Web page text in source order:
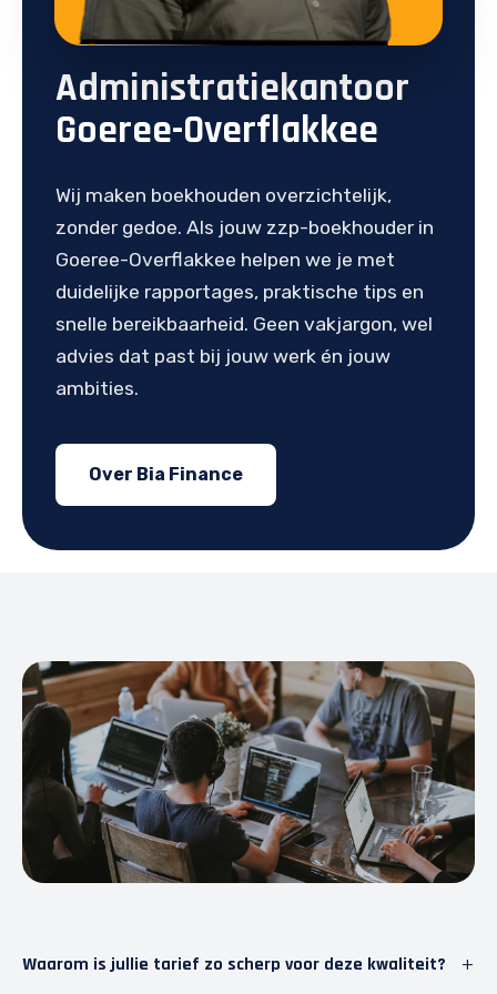
Administratiekantoor
Goeree-Overflakkee
Wij maken boekhouden overzichtelijk,
zonder gedoe. Als jouw zzp-boekhouder in
Goeree-Overflakkee helpen we je met
duidelijke rapportages, praktische tips en
snelle bereikbaarheid. Geen vakjargon, wel
advies dat past bij jouw werk én jouw
ambities.
Over Bia Finance
Waarom is jullie tarief zo scherp voor deze kwaliteit? +